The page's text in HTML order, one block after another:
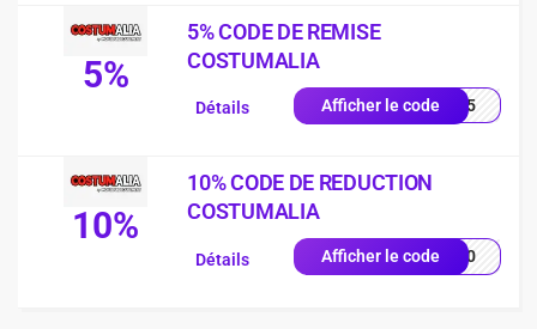
5%
5% CODE DE REMISE
COSTUMALIA
Afficher le codeFRW5
Détails
10%
10% CODE DE REDUCTION
COSTUMALIA
Afficher le codeRW10
Détails